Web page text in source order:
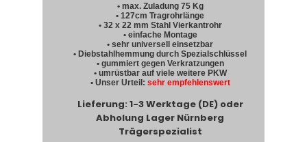
• max. Zuladung 75 Kg
• 127cm Tragrohrlänge
• 32 x 22 mm Stahl Vierkantrohr
• einfache Montage
• sehr universell einsetzbar
• Diebstahlhemmung durch Spezialschlüssel
• gummiert gegen Verkratzungen
• umrüstbar auf viele weitere PKW
• Unser Urteil: sehr empfehlenswert
Lieferung: 1-3 Werktage (DE) oder
Abholung Lager Nürnberg
Trägerspezialist